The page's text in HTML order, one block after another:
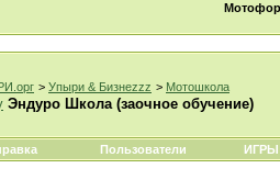
> Упыри & Бизнеzzz > Мотошкола
Эндуро Школа (заочное обучение)
Пользователи ИГРЫ